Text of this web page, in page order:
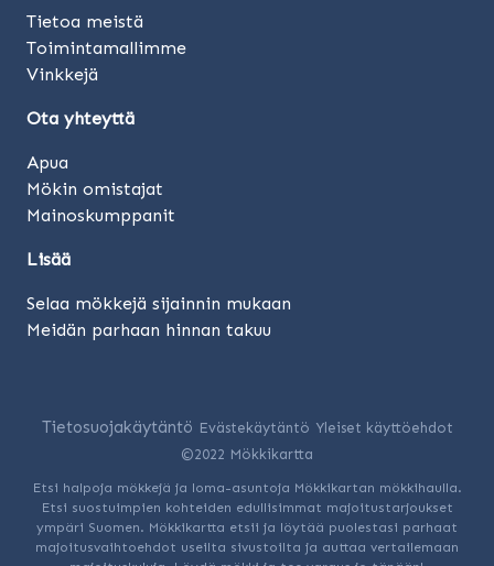
Tietoa meistä
Toimintamallimme
Vinkkejä
Ota yhteyttä
Apua
Mökin omistajat
Mainoskumppanit
Lisää
Selaa mökkejä sijainnin mukaan
Meidän parhaan hinnan takuu
Tietosuojakäytäntö Evästekäytäntö Yleiset käyttöehdot
©2022 Mökkikartta
Etsi halpoja mökkejä ja loma-asuntoja Mökkikartan mökkihaulla.
Etsi suostuimpien kohteiden edullisimmat majoitustarjoukset
ympäri Suomen. Mökkikartta etsii ja löytää puolestasi parhaat
majoitusvaihtoehdot useilta sivustoilta ja auttaa vertailemaan